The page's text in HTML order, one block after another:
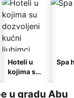
Hoteli u
kojima su
kućni
Spa
u gradu Abu